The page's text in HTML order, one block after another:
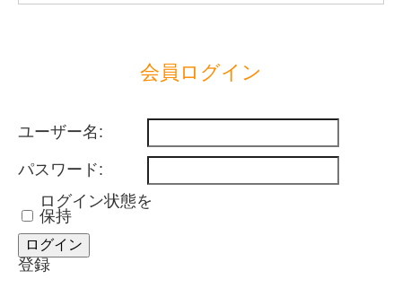
会員ログイン
ユーザー名:
パスワード:
ログイン状態を
保持
ログイン
登録